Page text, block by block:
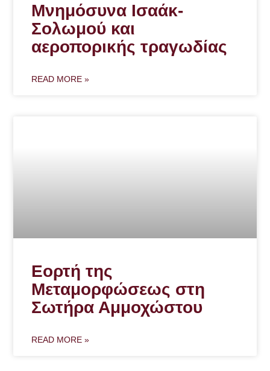
Μνημόσυνα Ισαάκ-
Σολωμού και
αεροπορικής τραγωδίας
READ MORE »
Εορτή της
Μεταμορφώσεως στη
Σωτήρα Αμμοχώστου
READ MORE »